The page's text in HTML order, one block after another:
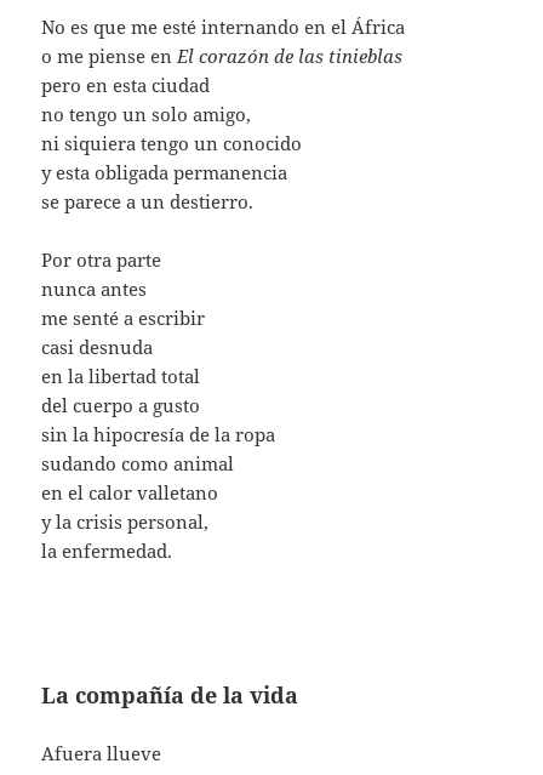
No es que me esté internando en el África
o me piense enEl corazón de las tinieblas
pero en esta ciudad
no tengo un solo amigo,
ni siquiera tengo un conocido
y esta obligada permanencia
se parece a un destierro.
Por otra parte
nunca antes
me senté a escribir
casi desnuda
en la libertad total
del cuerpo a gusto
sin la hipocresía de la ropa
sudando como animal
en el calor valletano
y la crisis personal,
la enfermedad.
La compañía de la vida
Afuera llueve